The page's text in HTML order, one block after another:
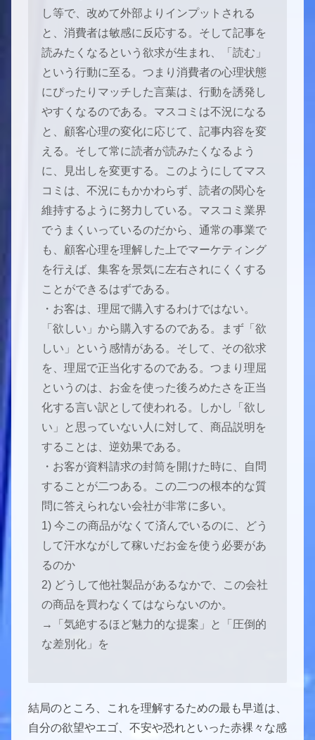
し等で、改めて外部よりインプットされる
と、消費者は敏感に反応する。そして記事を
読みたくなるという欲求が生まれ、「読む」
という行動に至る。つまり消費者の心理状態
にぴったりマッチした言葉は、行動を誘発し
やすくなるのである。マスコミは不況になる
と、顧客心理の変化に応じて、記事内容を変
える。そして常に読者が読みたくなるよう
に、見出しを変更する。このようにしてマス
コミは、不況にもかかわらず、読者の関心を
維持するように努力している。マスコミ業界
でうまくいっているのだから、通常の事業で
も、顧客心理を理解した上でマーケティング
を行えば、集客を景気に左右されにくくする
ことができるはずである。
・お客は、理屈で購入するわけではない。
「欲しい」から購入するのである。まず「欲
しい」という感情がある。そして、その欲求
を、理屈で正当化するのである。つまり理屈
というのは、お金を使った後ろめたさを正当
化する言い訳として使われる。しかし「欲し
い」と思っていない人に対して、商品説明を
することは、逆効果である。
・お客が資料請求の封筒を開けた時に、自問
することが二つある。この二つの根本的な質
問に答えられない会社が非常に多い。
1) 今この商品がなくて済んでいるのに、どう
して汗水ながして稼いだお金を使う必要があ
るのか
2) どうして他社製品があるなかで、この会社
の商品を買わなくてはならないのか。
→「気絶するほど魅力的な提案」と「圧倒的
な差別化」を
結局のところ、これを理解するための最も早道は、
自分の欲望やエゴ、不安や恐れといった赤裸々な感